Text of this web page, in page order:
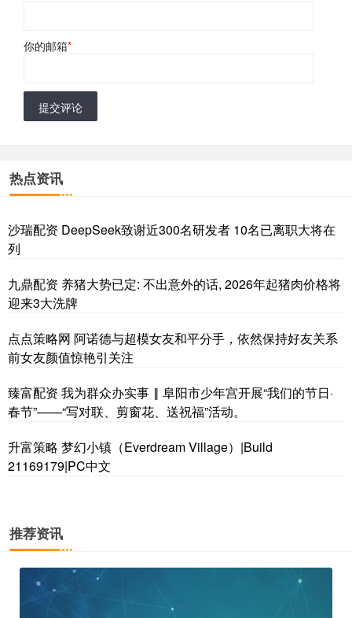
你的邮箱*
提交评论
热点资讯
沙瑞配资 DeepSeek致谢近300名研发者 10名已离职大将在
列
九鼎配资 养猪大势已定: 不出意外的话, 2026年起猪肉价格将
迎来3大洗牌
点点策略网 阿诺德与超模女友和平分手，依然保持好友关系
前女友颜值惊艳引关注
臻富配资 我为群众办实事 ‖ 阜阳市少年宫开展“我们的节日·
春节”——“写对联、剪窗花、送祝福”活动。
升富策略 梦幻小镇（Everdream Village）|Build
21169179|PC中文
推荐资讯